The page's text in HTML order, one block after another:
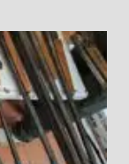
en Yuriria